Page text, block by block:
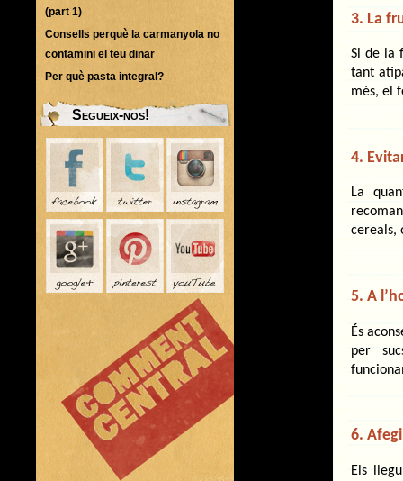
3. La
Si de la
tant
més, el
4.
La
cereals,
5. A
És
per
6.
Els
(part 1)
Consells perquè la carmanyola no
contamini el teu dinar
Per què pasta integral?
Segueix-nos!